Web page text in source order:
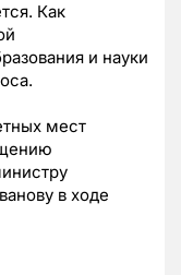
Как
и науки
мест
в ходе